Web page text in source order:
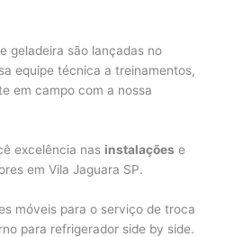
geladeira são lançadas no
equipe técnica a treinamentos,
em campo com a nossa
excelência nas instalações e
em Vila Jaguara SP.
móveis para o serviço de troca
para refrigerador side by side.